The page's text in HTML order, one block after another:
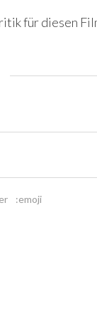
für diesen
:emoji